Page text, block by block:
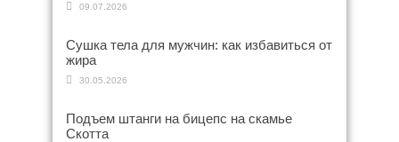
09.07.2026
Сушка тела для мужчин: как избавиться от
жира
30.05.2026
Подъем штанги на бицепс на скамье
Скотта